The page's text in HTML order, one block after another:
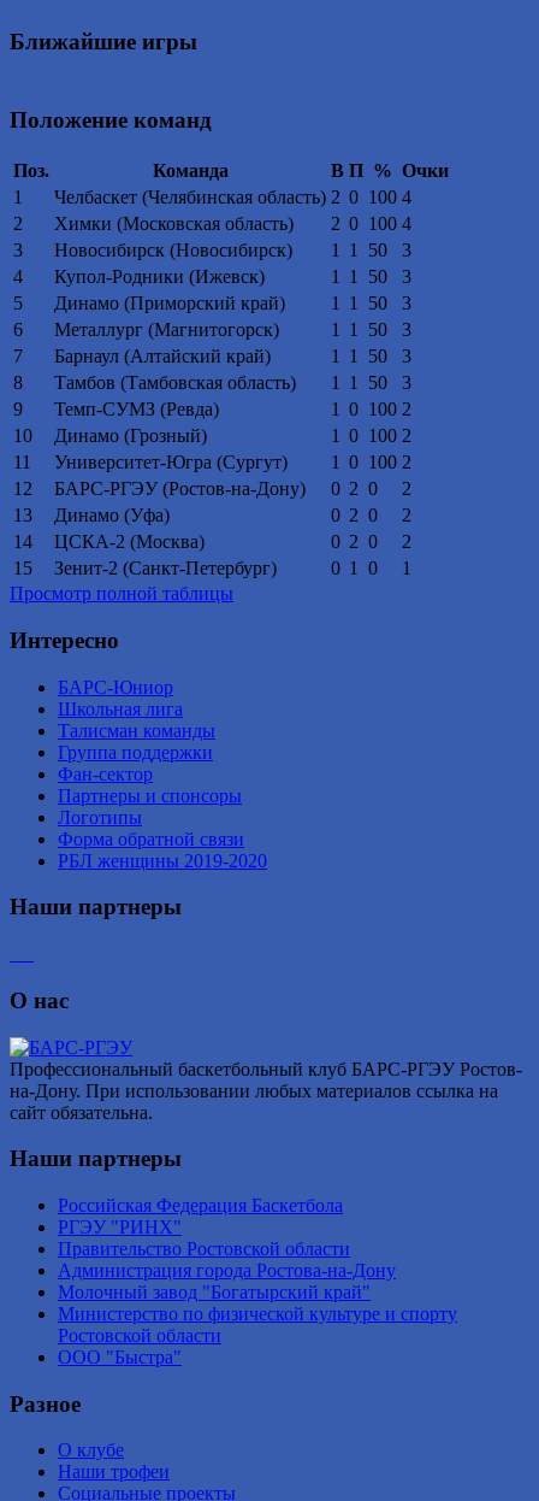
Ближайшие игры
Положение команд
Поз. Команда В П % Очки
1
Челбаскет (Челябинская область) 2 0 100 4
2
Химки (Московская область) 2 0 100 4
3
Новосибирск (Новосибирск) 1 1 50
3
4
Купол-Родники (Ижевск) 1 1 50
3
5
Динамо (Приморский край) 1 1 50
3
6
Металлург (Магнитогорск) 1 1 50
3
7
Барнаул (Алтайский край) 1 1 50
3
8
Тамбов (Тамбовская область) 1 1 50
3
9
Темп-СУМЗ (Ревда) 1 0 100 2
10
Динамо (Грозный) 1 0 100 2
11
Университет-Югра (Сургут) 1 0 100 2
12
БАРС-РГЭУ (Ростов-на-Дону) 0 2 0
2
13
Динамо (Уфа) 0 2 0
2
14
ЦСКА-2 (Москва) 0 2 0
2
15
Зенит-2 (Санкт-Петербург) 0 1 0
1
Просмотр полной таблицы
Интересно
БАРС-Юниор
Школьная лига
Талисман команды
Группа поддержки
Фан-сектор
Партнеры и спонсоры
Логотипы
Форма обратной связи
РБЛ женщины 2019-2020
Наши партнеры
О нас
Профессиональный баскетбольный клуб БАРС-РГЭУ Ростов-
на-Дону. При использовании любых материалов ссылка на
сайт обязательна.
Наши партнеры
Российская Федерация Баскетбола
РГЭУ "РИНХ"
Правительство Ростовской области
Администрация города Ростова-на-Дону
Молочный завод "Богатырский край"
Министерство по физической культуре и спорту
Ростовской области
ООО "Быстра"
Разное
О клубе
Наши трофеи
Социальные проекты